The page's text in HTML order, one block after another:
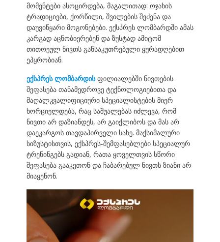
მომენტები ასოცირდება, მაგალითად: ოჯახის
ტრადიციები, ქორწილი, შვილების შეძენა და
დაუვიწყარი მოგონებები. ექსპრეს ლომბარდში ამას
კარგად აცნობიერებენ და ზუსტად ამიტომ
თითოეულ ნივთს განსაკუთრებული ყურადღებით
ეპყრობიან.
ექსპრეს ლომბარდის ფილიალებში ნივთების
შეფასება თანამედროვე ტექნოლოგიებითა და
მაღალკვალიფიციური სპეციალისტების მიერ
ხორციელდება, რაც საშუალებას იძლევა, რომ
ნივთი არ დაზიანდეს, არ გაიქლიბოს და მას არ
დაეკარგოს თავდაპირველი სახე. მაქსიმალური
სიზუსტისთვის, ექსპრეს-შემფასებლები სპეციალურ
ტრენინგებს გადიან, რათა ყოველთვის სწორი
შეფასება გააკეთონ და ჩაბარებულ ნივთს ზიანი არ
მიაყენონ.